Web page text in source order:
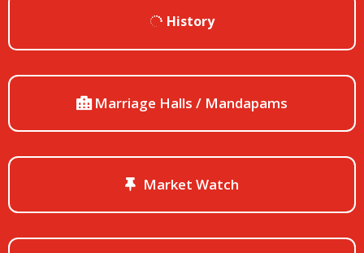
History
Marriage Halls / Mandapams
Market Watch